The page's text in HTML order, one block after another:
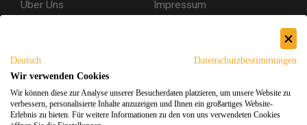
Über Uns
Impressum
Sicheres Einkaufen
Deutsch
Datenschutzbestimmungen
Wir verwenden Cookies
Wir können diese zur Analyse unserer Besucherdaten platzieren, um unsere Website zu
verbessern, personalisierte Inhalte anzuzeigen und Ihnen ein großartiges Website-
Erlebnis zu bieten. Für weitere Informationen zu den von uns verwendeten Cookies